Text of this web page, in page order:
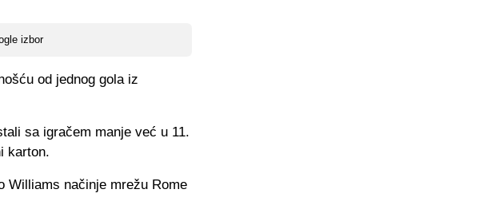
izbor
od jednog gola iz
sa igračem manje već u 11.
karton.
Williams načinje mrežu Rome